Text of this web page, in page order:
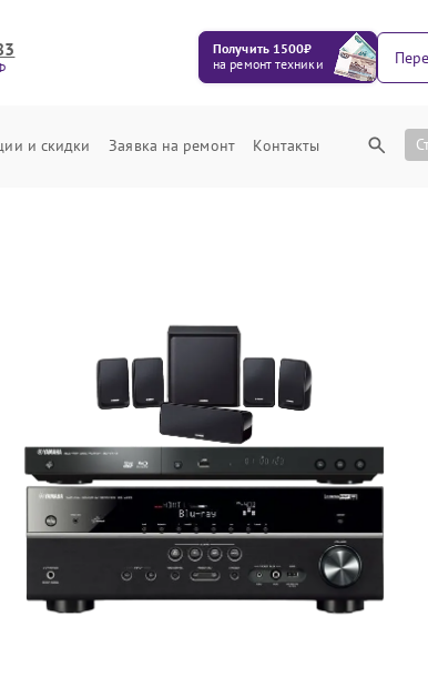
Получить 1500₽
на ремонт техники
и скидки Заявка на ремонт Контакты